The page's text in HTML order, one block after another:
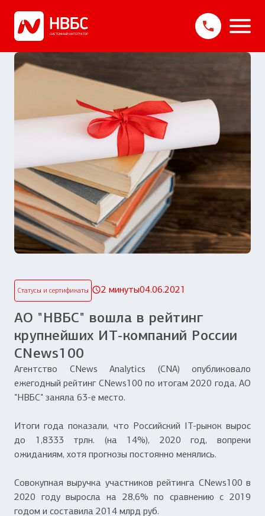
Статусы и сертификаты 2 минуты04.06.2021
АО "НВБС" вошла в рейтинг
крупнейших ИТ-компаний России
CNews100
Агентство CNews Analytics (CNA) опубликовало
ежегодный рейтинг CNews100 по итогам 2020 года, АО
"НВБС" заняла 63-е место.
Итоги года показали, что Российский IT-рынок вырос
до 1,8333 трлн. (на 14%), 2020 год, вопреки
ожиданиям, хотя прогнозы постоянно менялись.
Совокупная выручка участников рейтинга CNews100 в
2020 году выросла на 28,6% по сравнению с 2019
годом и составила 2014 млрд руб.